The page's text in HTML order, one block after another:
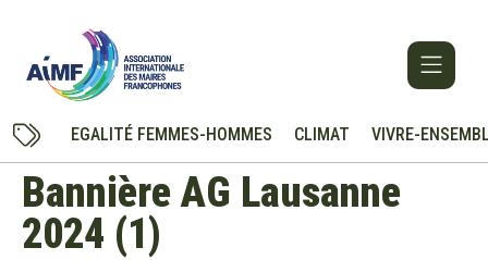
EGALITÉ FEMMES-HOMMES CLIMAT VIVRE-
Bannière AG Lausanne
2024 (1)